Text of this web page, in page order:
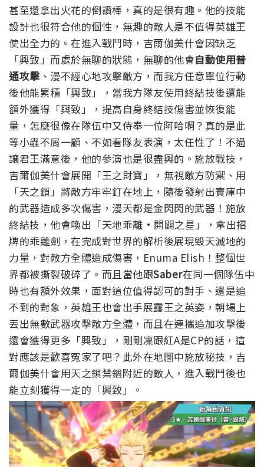
甚至還拿出火花的倒讚棒，真的是很有趣。 他的技能
設計也很符合他的個性，無趣的敵人是不值得英雄王
使出全力的。在進入戰鬥時，吉爾伽美什會因缺乏
「興致」而處於無聊的狀態，無聊的他會自動使用普
通攻擊 、漫不經心地攻擊敵方，而我方任意單位行動
後他能累積「興致」，當我方隊友使用終結技後還能
額外獲得「興致」，提高自身終結技傷害並恢復能
量，怎麼很像在隊伍中又侍奉一位阿哈啊？真的是此
等小蟲不屑一顧、不如看隊友表演，太任性了！ 不過
讓君王滿意後，他的參演也是很盡興的。施放戰技，
吉爾伽美什會展開「王之財寶」，無視敵方防禦、用
「天之鎖」將敵方牢牢釘在地上，隨後發射出寶庫中
的武器造成多次傷害，漫天都是金閃閃的武器！施放
終結技，他會喚出「天地乖離·開闢之星」，拿出招
牌的乖離劍，在完成對世界的解析後展現毀天滅地的
力量，對敵方全體造成傷害，Enuma Elish！整個世
界都被撕裂破碎了。而且當他跟Saber在同一個隊伍中
時也有額外效果，面對這位值得認可的對手、還是追
不到的對象，英雄王也會出手展露王之英姿，朝場上
丟出無數武器攻擊敵方全體，而且在連攜追加攻擊後
還會獲得更多「興致」，剛剛凜跟紅A是CP的話，這
對應該是歡喜冤家了吧？此外在地圖中施放秘技，吉
爾伽美什會用天之鎖禁錮附近的敵人，進入戰鬥後也
能立刻獲得一定的「興致」。